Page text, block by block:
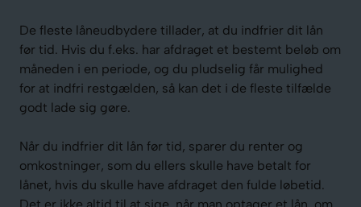
De fleste låneudbydere tillader, at du indfrier dit lån
før tid. Hvis du f.eks. har afdraget et bestemt beløb om
måneden i en periode, og du pludselig får mulighed
for at indfri restgælden, så kan det i de fleste tilfælde
godt lade sig gøre.
Når du indfrier dit lån før tid, sparer du renter og
omkostninger, som du ellers skulle have betalt for
lånet, hvis du skulle have afdraget den fulde løbetid.
Det er ikke altid til at sige, når man optager et lån, om